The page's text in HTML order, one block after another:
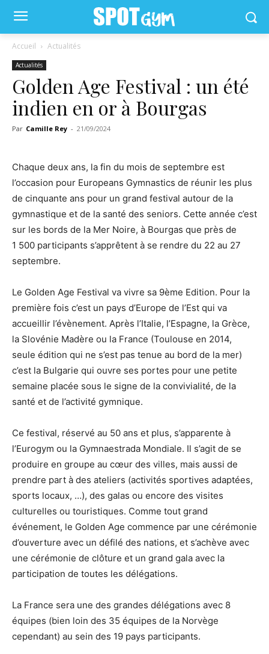
Accueil Actualités
Actualités
Golden Age Festival : un été
indien en or à Bourgas
Par Camille Rey - 21/09/2024
Chaque deux ans, la fin du mois de septembre est
l’occasion pour Europeans Gymnastics de réunir les plus
de cinquante ans pour un grand festival autour de la
gymnastique et de la santé des seniors. Cette année c’est
sur les bords de la Mer Noire, à Bourgas que près de
1 500 participants s’apprêtent à se rendre du 22 au 27
septembre.
Le Golden Age Festival va vivre sa 9ème Edition. Pour la
première fois c’est un pays d’Europe de l’Est qui va
accueillir l’évènement. Après l’Italie, l’Espagne, la Grèce,
la Slovénie Madère ou la France (Toulouse en 2014,
seule édition qui ne s’est pas tenue au bord de la mer)
c’est la Bulgarie qui ouvre ses portes pour une petite
semaine placée sous le signe de la convivialité, de la
santé et de l’activité gymnique.
Ce festival, réservé au 50 ans et plus, s’apparente à
l’Eurogym ou la Gymnaestrada Mondiale. Il s’agit de se
produire en groupe au cœur des villes, mais aussi de
prendre part à des ateliers (activités sportives adaptées,
sports locaux, …), des galas ou encore des visites
culturelles ou touristiques. Comme tout grand
événement, le Golden Age commence par une cérémonie
d’ouverture avec un défilé des nations, et s’achève avec
une cérémonie de clôture et un grand gala avec la
participation de toutes les délégations.
La France sera une des grandes délégations avec 8
équipes (bien loin des 35 équipes de la Norvège
cependant) au sein des 19 pays participants.